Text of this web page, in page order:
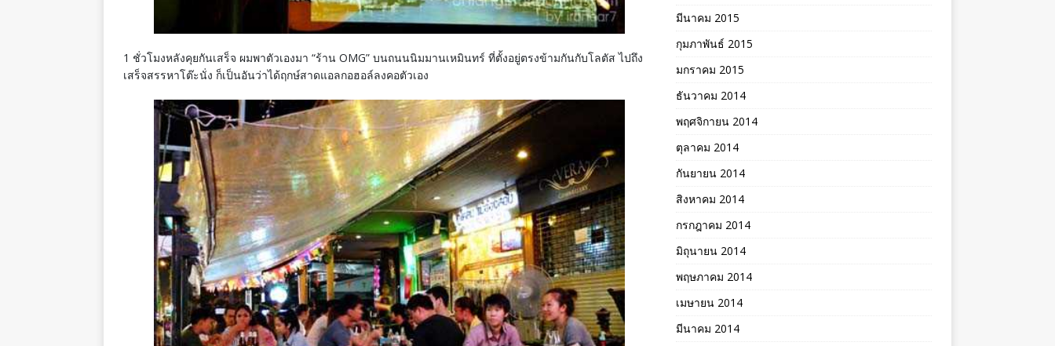
1 ชั่วโมงหลังคุยกันเสร็จ ผมพาตัวเองมา “ร้าน OMG” บนถนนนิมมานเหมินทร์ ที่ตั้งอยู่ตรงข้ามกันกับโลตัส ไปถึง
เสร็จสรรหาโต๊ะนั่ง ก็เป็นอันว่าได้ฤกษ์สาดแอลกอฮอล์ลงคอตัวเอง
มีนาคม 2015
กุมภาพันธ์ 2015
มกราคม 2015
ธันวาคม 2014
พฤศจิกายน 2014
ตุลาคม 2014
กันยายน 2014
สิงหาคม 2014
กรกฎาคม 2014
มิถุนายน 2014
พฤษภาคม 2014
เมษายน 2014
มีนาคม 2014